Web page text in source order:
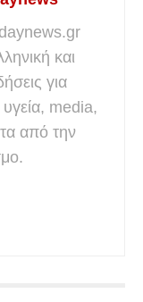
και
για
υγεία, media,
από την